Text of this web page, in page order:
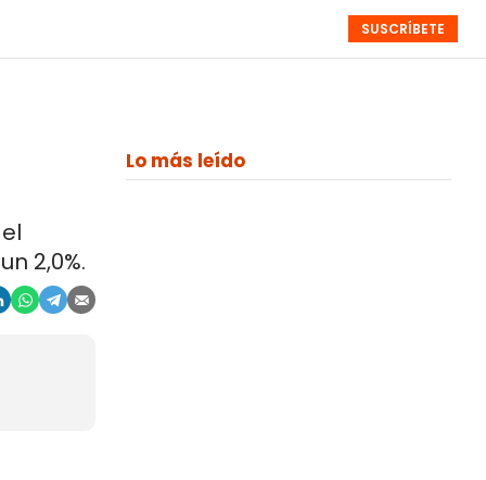
SEMANALES
MONOGRÁFICOS EVENTOS
SUSCRÍBETE
2,0%.
Lo más leído